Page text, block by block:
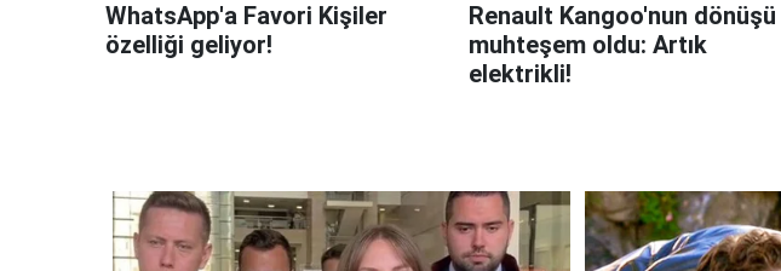
WhatsApp'a Favori Kişiler
özelliği geliyor!
Renault Kangoo'nun dönüşü
muhteşem oldu: Artık
elektrikli!